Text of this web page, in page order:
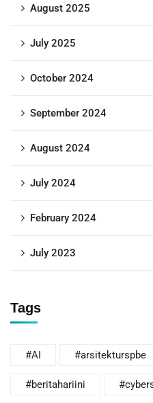
August 2025
July 2025
October 2024
September 2024
August 2024
July 2024
February 2024
July 2023
Tags
#AI #arsitekturspbe
#beritahariini